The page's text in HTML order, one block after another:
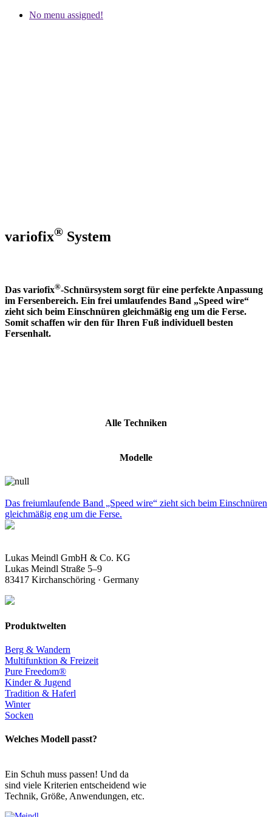
No menu assigned!
variofix® System
Das variofix®-Schnürsystem sorgt für eine perfekte Anpassung
im Fersenbereich. Ein frei umlaufendes Band „Speed wire“
zieht sich beim Einschnüren gleichmäßig eng um die Ferse.
Somit schaffen wir den für Ihren Fuß individuell besten
Fersenhalt.
Alle Techniken
Modelle
Das freiumlaufende Band „Speed wire“ zieht sich beim Einschnüren
gleichmäßig eng um die Ferse.
Lukas Meindl GmbH & Co. KG
Lukas Meindl Straße 5–9
83417 Kirchanschöring · Germany
Produktwelten
Berg & Wandern
Multifunktion & Freizeit
Pure Freedom®
Kinder & Jugend
Tradition & Haferl
Winter
Socken
Welches Modell passt?
Ein Schuh muss passen! Und da
sind viele Kriterien entscheidend wie
Technik, Größe, Anwendungen, etc.